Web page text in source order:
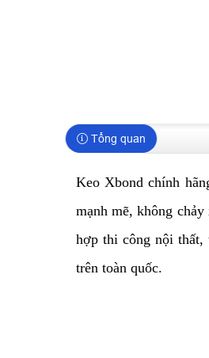
Tổng quan
Keo Xbond chính
mạnh mẽ, không
hợp thi công nội
trên toàn quốc.